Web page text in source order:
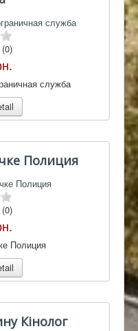
служба
Полиция
Полиция
Кінолог